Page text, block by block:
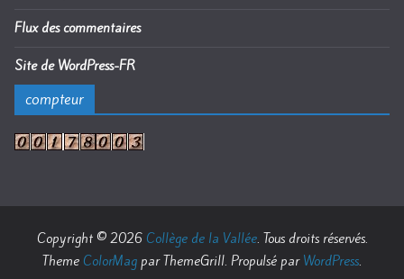
Flux des commentaires
Site de WordPress-FR
compteur
Copyright © 2026 Collège de la Vallée. Tous droits réservés.
Theme ColorMag par ThemeGrill. Propulsé par WordPress.